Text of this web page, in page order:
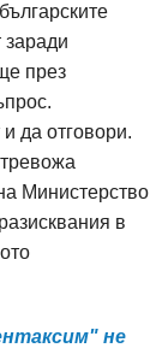
заради
през
да отговори.
Министерство
в
не